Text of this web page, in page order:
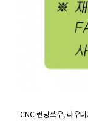
CNC 런닝쏘우, 라우